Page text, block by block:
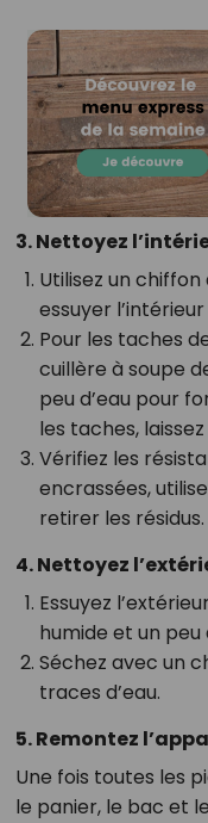
3. Nettoyez
Utilisez un
essuyer
Pour les taches
cuillère à soupe
peu d’eau pour
les taches,
Vérifiez les
encrassées,
retirer les résidus.
4. Nettoyez
Essuyez
humide et un peu
Séchez avec un
traces d’eau.
5. Remontez
Une fois toutes les
le panier, le bac et